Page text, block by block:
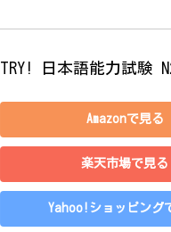
TRY! 日本語能力試験
Amazonで見る
楽天市場で見る
Yahoo!ショッピング